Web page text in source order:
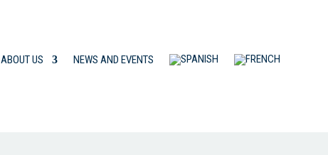
ABOUT US NEWS AND EVENTS